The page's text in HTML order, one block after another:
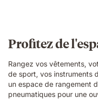
Profitez de
Rangez vos vêtements,
de sport, vos instruments
un espace de rangement
pneumatiques pour une